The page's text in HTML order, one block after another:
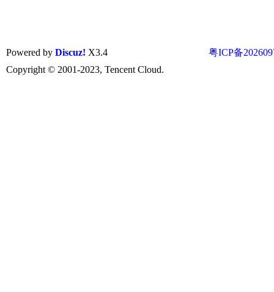
粤ICP备
Powered by Discuz! X3.4
Copyright © 2001-2023, Tencent Cloud.